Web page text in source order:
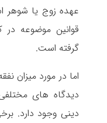
عهده زوج یا شوهر
قوانین موضوعه در
گرفته است.
اما در مورد میزان
دیدگاه های
دینی وجود دارد.